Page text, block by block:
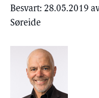
Besvart: 28.05.2019
Søreide